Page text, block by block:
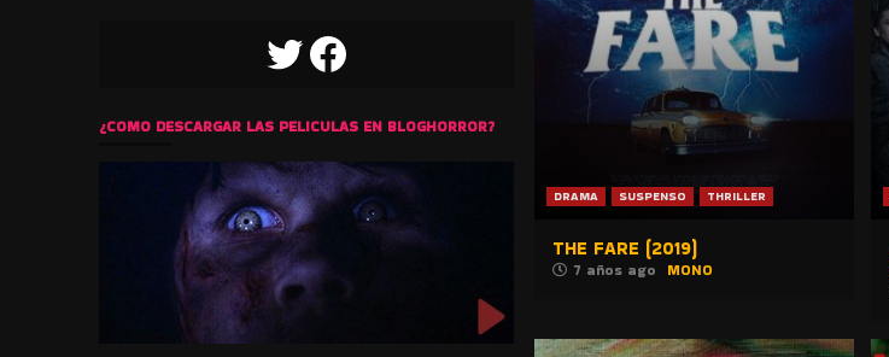
DRAMA SUSPENSO THRILLER
THE FARE (2019)
7 años ago MONO
TWITTERFACEBOOK
¿COMO DESCARGAR LAS PELICULAS EN BLOGHORROR?